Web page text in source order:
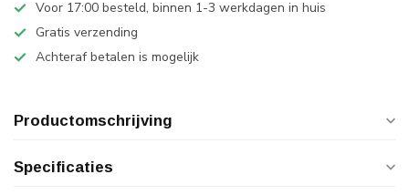
Voor 17:00 besteld, binnen 1-3 werkdagen in huis
Gratis verzending
Achteraf betalen is mogelijk
Productomschrijving
Specificaties